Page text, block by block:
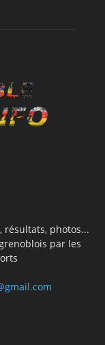
résultats, photos...
par les